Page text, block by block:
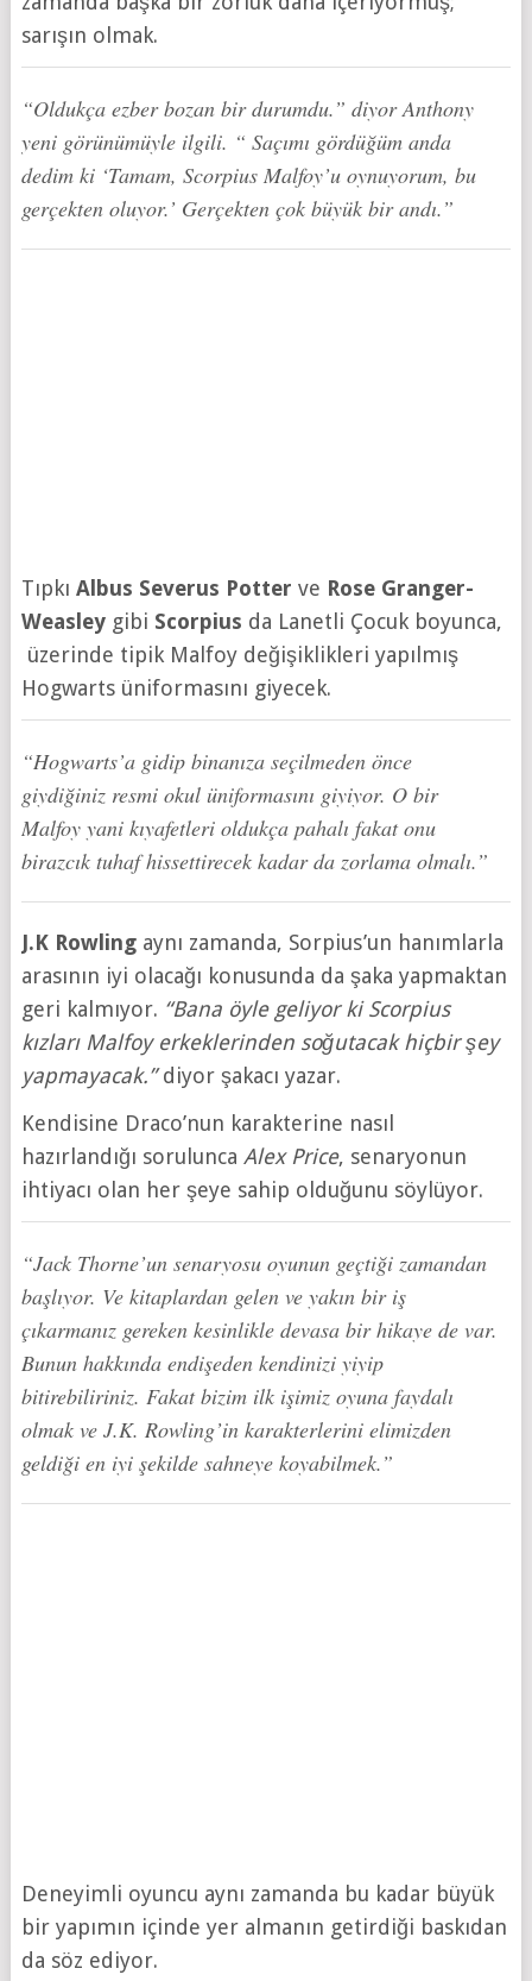
sarışın olmak.
“Oldukça ezber bozan bir durumdu.” diyor Anthony
yeni görünümüyle ilgili. “ Saçımı gördüğüm anda
dedim ki ‘Tamam, Scorpius Malfoy’u oynuyorum, bu
gerçekten oluyor.’ Gerçekten çok büyük bir andı.”
Tıpkı Albus Severus Potter ve Rose Granger-
Weasleygibi Scorpius da Lanetli Çocuk boyunca,
üzerinde tipik Malfoy değişiklikleri yapılmış
Hogwarts üniformasını giyecek.
“Hogwarts’a gidip binanıza seçilmeden önce
giydiğiniz resmi okul üniformasını giyiyor. O bir
Malfoy yani kıyafetleri oldukça pahalı fakat onu
birazcık tuhaf hissettirecek kadar da zorlama olmalı.”
J.K Rowling aynı zamanda, Sorpius’un hanımlarla
arasının iyi olacağı konusunda da şaka yapmaktan
geri kalmıyor. “Bana öyle geliyor ki Scorpius
kızları Malfoy erkeklerinden soğutacak hiçbir şey
yapmayacak.”diyor şakacı yazar.
Kendisine Draco’nun karakterine nasıl
hazırlandığı sorulunca Alex Price, senaryonun
ihtiyacı olan her şeye sahip olduğunu söylüyor.
“Jack Thorne’un senaryosu oyunun geçtiği zamandan
başlıyor. Ve kitaplardan gelen ve yakın bir iş
çıkarmanız gereken kesinlikle devasa bir hikaye de var.
Bunun hakkında endişeden kendinizi yiyip
bitirebiliriniz. Fakat bizim ilk işimiz oyuna faydalı
olmak ve J.K. Rowling’in karakterlerini elimizden
geldiği en iyi şekilde sahneye koyabilmek.”
Deneyimli oyuncu aynı zamanda bu kadar büyük
bir yapımın içinde yer almanın getirdiği baskıdan
da söz ediyor.